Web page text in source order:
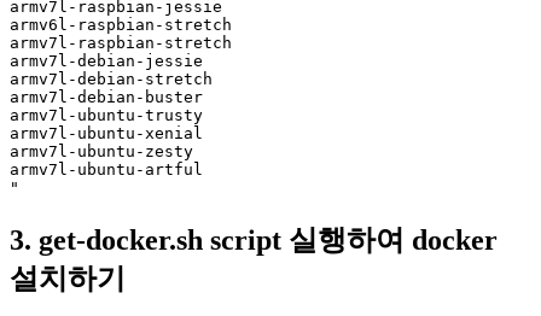
armv7l-raspbian-jessie
armv6l-raspbian-stretch
armv7l-raspbian-stretch
armv7l-debian-jessie
armv7l-debian-stretch
armv7l-debian-buster
armv7l-ubuntu-trusty
armv7l-ubuntu-xenial
armv7l-ubuntu-zesty
armv7l-ubuntu-artful
3. get-docker.sh script 실행하여 docker
설치하기